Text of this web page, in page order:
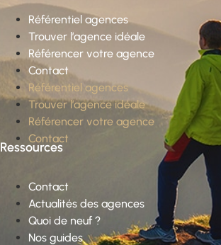
Référentiel agences
Trouver l’agence idéale
Référencer votre agence
Contact
Référentiel agences
Trouver l’agence idéale
Référencer votre agence
Contact
Ressources
Contact
Actualités des agences
Quoi de neuf ?
Nos guides